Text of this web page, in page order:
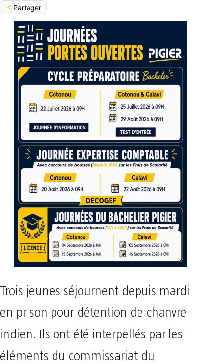
Partager
Trois jeunes séjournent depuis mardi
en prison pour détention de chanvre
indien. Ils ont été interpellés par les
éléments du commissariat du